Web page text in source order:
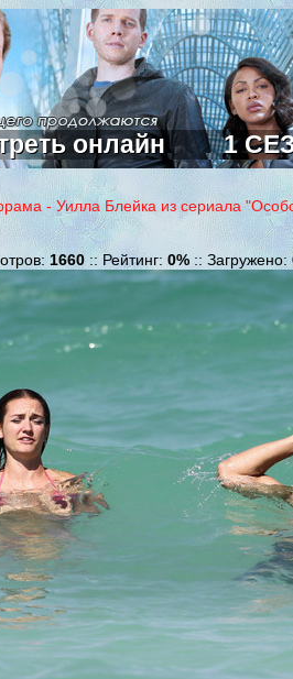
онлайн 1
- Уилла Блейка из сериала
1660:: Рейтинг: 0% :: Загружено: